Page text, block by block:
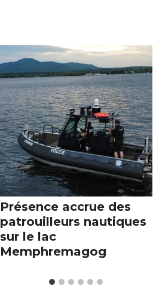
Présence accrue des
patrouilleurs nautiques
sur le lac
Memphremagog